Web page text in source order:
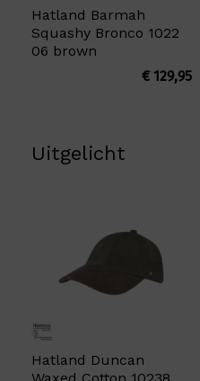
Hatland Barmah
Squashy Bronco 1022
06 brown
€129,95
Uitgelicht
Hatland Duncan